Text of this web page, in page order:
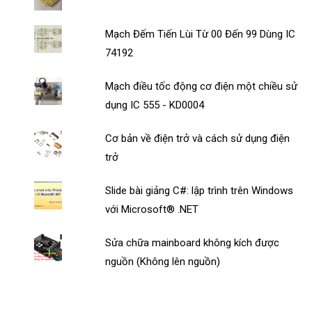
Mạch Đếm Tiến Lùi Từ 00 Đến 99 Dùng IC
74192
Mạch điều tốc động cơ điện một chiều sử
dụng IC 555 - KD0004
Cơ bản về điện trở và cách sử dụng điện
trở
Slide bài giảng C#: lập trình trên Windows
với Microsoft® .NET
Sửa chữa mainboard không kích được
nguồn (Không lên nguồn)